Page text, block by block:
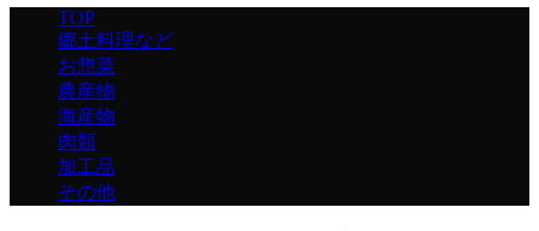
TOP
郷土料理など
お惣菜
農産物
海産物
肉類
加工品
その他